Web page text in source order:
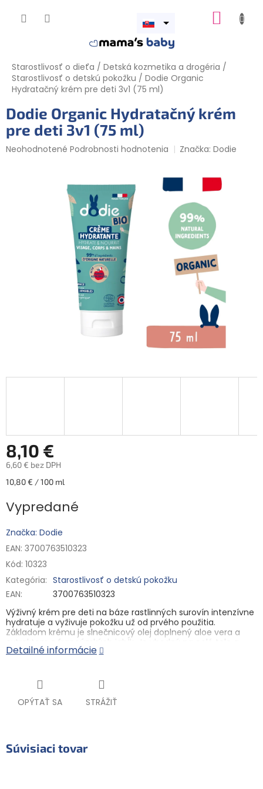
Otvoriť
Starostlivosť o dieťa / Detská kozmetika a drogéria /
Starostlivosť o detskú pokožku / Dodie Organic
Hydratačný krém pre deti 3v1 (75 ml)
Dodie Organic Hydratačný krém
pre deti 3v1 (75 ml)
Priemerné
Neohodnotené Podrobnosti hodnotenia Značka:Dodie
8,10 €
6,60 € bez DPH
Jednotková
10,80 € / 100 ml
Vypredané
Značka: Dodie
EAN: 3700763510323
Kód: 10323
Kategória: Starostlivosť o detskú pokožku
EAN:
3700763510323
Výživný krém pre deti na báze rastlinných surovín intenzívne
hydratuje a vyživuje pokožku už od prvého použitia.
Základom krému je slnečnicový olej doplnený aloe vera a
extraktom z francúzských jabĺk. Je vhodný na celé telo a
pleť a na každodenné použitie.
BIO certifikované
Vhodné na použitie od narodenia****
Dermatologicky testované
BIO extrakt z francúzských jabĺk bohatý na antioxidanty
Detailné informácie
OPÝTAŤ SA STRÁŽIŤ
Súvisiaci tovar